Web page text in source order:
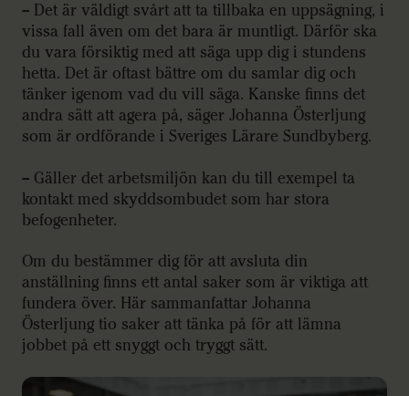
– Det är väldigt svårt att ta tillbaka en uppsägning, i
vissa fall även om det bara är muntligt. Därför ska
du vara försiktig med att säga upp dig i stundens
hetta. Det är oftast bättre om du samlar dig och
tänker igenom vad du vill säga. Kanske finns det
andra sätt att agera på, säger Johanna Österljung
som är ordförande i Sveriges Lärare Sundbyberg.
– Gäller det arbetsmiljön kan du till exempel ta
kontakt med skyddsombudet som har stora
befogenheter.
Om du bestämmer dig för att avsluta din
anställning finns ett antal saker som är viktiga att
fundera över. Här sammanfattar Johanna
Österljung tio saker att tänka på för att lämna
jobbet på ett snyggt och tryggt sätt.